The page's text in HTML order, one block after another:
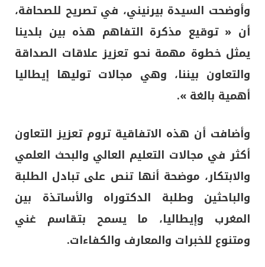
وأوضحت السيدة بيرنيني، في تصريح للصحافة،
أن « توقيع مذكرة التفاهم هذه بين بلدينا
يمثل خطوة مهمة نحو تعزيز علاقات الصداقة
والتعاون بيننا، وهي مجالات توليها إيطاليا
أهمية بالغة ».
وأضافت أن هذه الاتفاقية تروم تعزيز التعاون
أكثر في مجالات التعليم العالي والبحث العلمي
والابتكار، موضحة أنها تنص على تبادل الطلبة
والباحثين وطلبة الدكتوراه والأساتذة بين
المغرب وإيطاليا، ما يسمح بتقاسم غني
ومتنوع للخبرات والمعارف والكفاءات.